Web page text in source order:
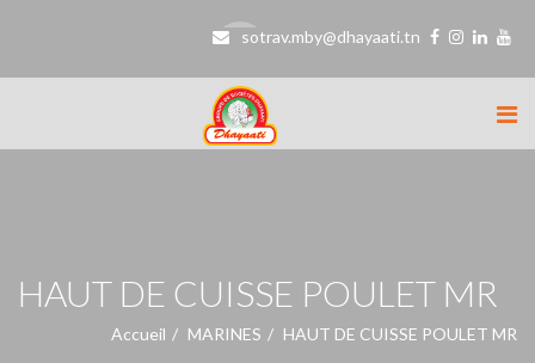
sotrav.mby@dhayaati.tn
HAUT DE CUISSE POULET MR
Accueil MARINES HAUT DE CUISSE POULET MR